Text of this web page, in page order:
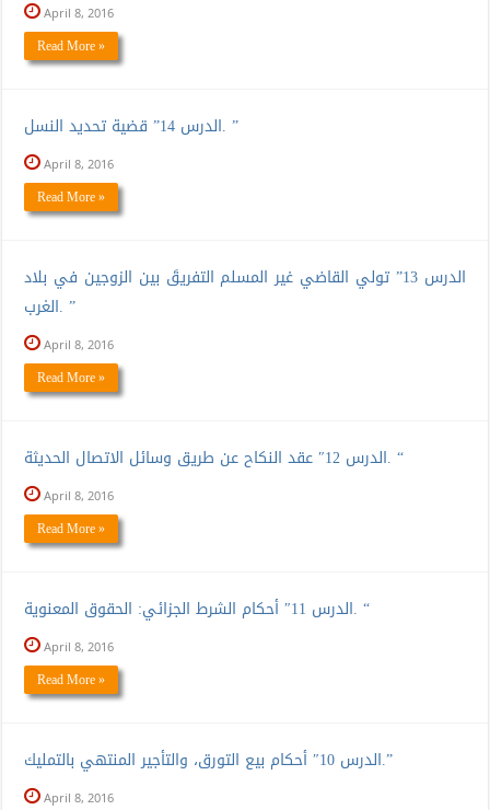
April 8, 2016
Read More »
الدرس 14” قضية تحديد النسل. ”
April 8, 2016
Read More »
الدرس 13” تولي القاضي غير المسلم التفريقَ بين الزوجين في بلاد
الغرب. ”
April 8, 2016
Read More »
الدرس 12″ عقد النكاح عن طريق وسائل الاتصال الحديثة. “
April 8, 2016
Read More »
الدرس 11″ أحكام الشرط الجزائي: الحقوق المعنوية. “
April 8, 2016
Read More »
الدرس 10″ أحكام بيع التورق، والتأجير المنتهي بالتمليك.”
April 8, 2016